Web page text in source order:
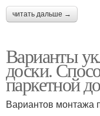
читать дальше →
Варианты
доски.
паркетной
Вариантов монтажа